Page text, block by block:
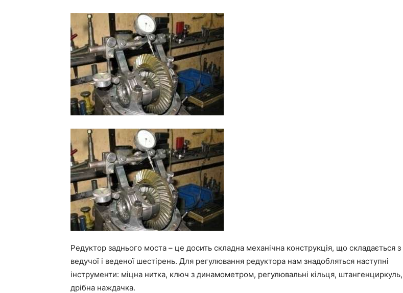
Редуктор заднього моста – це досить складна механічна конструкція, що складається з
ведучої і веденої шестірень. Для регулювання редуктора нам знадобляться наступні
інструменти: міцна нитка, ключ з динамометром, регулювальні кільця, штангенциркуль,
дрібна наждачка.